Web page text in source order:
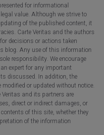
for informational
value. Although we strive to
of the published content, it
Carte Veritas and the authors
decisions or actions taken
blog. Any use of this information
responsibility. We encourage
expert for any important
discussed. In addition, the
or updated without notice.
and its partners are
direct or indirect damages, or
of this site, whether they
of the information